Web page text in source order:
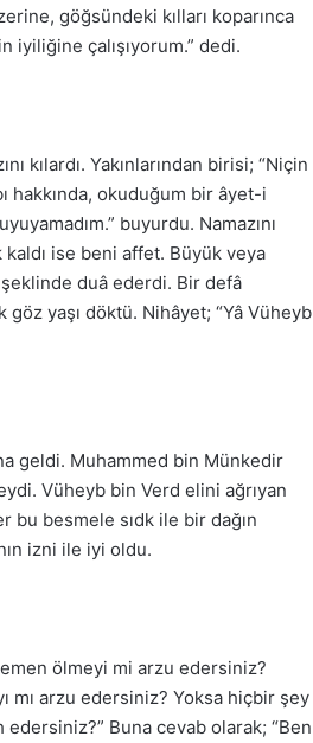
göğsündeki kılları koparınca
iyiliğine çalışıyorum.” dedi.
kılardı. Yakınlarından birisi; “Niçin
hakkında, okuduğum bir âyet-i
buyurdu. Namazını
ise beni affet. Büyük veya
duâ ederdi. Bir defâ
yaşı döktü. Nihâyet; “Yâ Vüheyb
geldi. Muhammed bin Münkedir
Vüheyb bin Verd elini ağrıyan
besmele sıdk ile bir dağın
izni ile iyi oldu.
ölmeyi mi arzu edersiniz?
mı arzu edersiniz? Yoksa hiçbir şey
Buna cevab olarak; “Ben